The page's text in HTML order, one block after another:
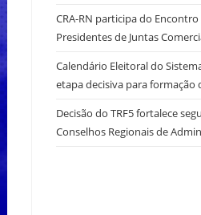
CRA-RN participa do
Presidentes de Juntas
Calendário Eleitoral do
etapa decisiva para formação
Decisão do TRF5 fortalece
Conselhos Regionais de